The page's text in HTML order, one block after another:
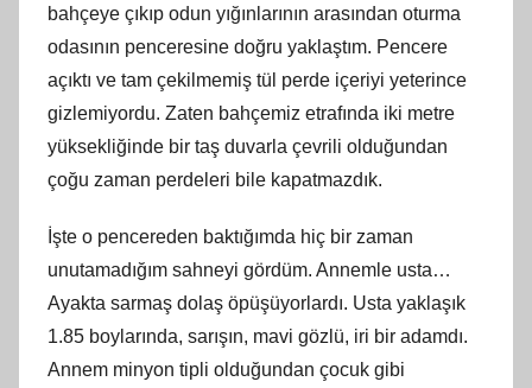
bahçeye çıkıp odun yığınlarının arasından oturma
odasının penceresine doğru yaklaştım. Pencere
açıktı ve tam çekilmemiş tül perde içeriyi yeterince
gizlemiyordu. Zaten bahçemiz etrafında iki metre
yüksekliğinde bir taş duvarla çevrili olduğundan
çoğu zaman perdeleri bile kapatmazdık.
İşte o pencereden baktığımda hiç bir zaman
unutamadığım sahneyi gördüm. Annemle usta…
Ayakta sarmaş dolaş öpüşüyorlardı. Usta yaklaşık
1.85 boylarında, sarışın, mavi gözlü, iri bir adamdı.
Annem minyon tipli olduğundan çocuk gibi